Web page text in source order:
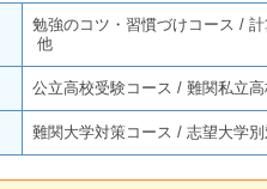
勉強のコツ・習慣づけコース /計
他
公立高校受験コース /難関私立高
難関大学対策コース /志望大学別